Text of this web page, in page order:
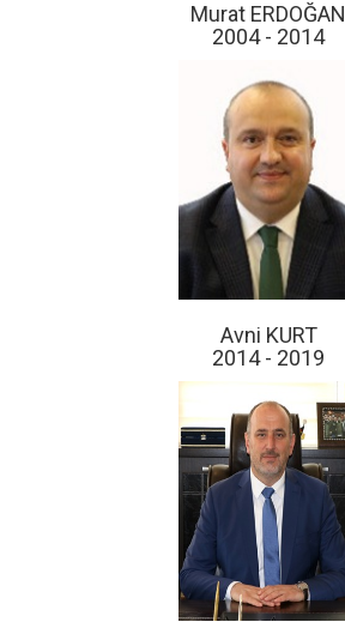
Murat ERDOĞAN
2004 - 2014
Avni KURT
2014 - 2019